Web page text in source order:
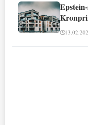
involvert